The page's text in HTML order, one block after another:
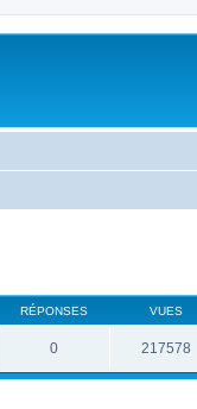
RÉPONSES VUES
0 217578